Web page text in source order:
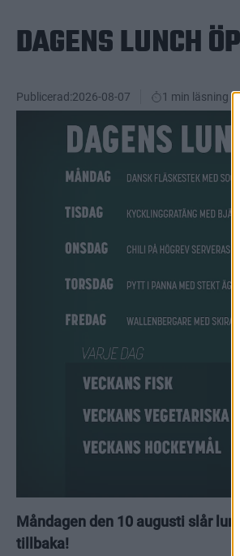
DAGENS LUNCH
Publicerad:2026-08-07 1 min läsning
Måndagen den 10 augusti slår
tillbaka!